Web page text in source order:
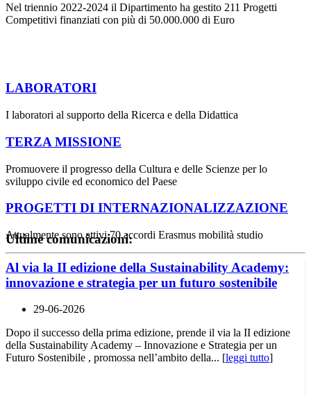
Nel triennio 2022-2024 il Dipartimento ha gestito 211 Progetti
Competitivi finanziati con più di 50.000.000 di Euro
LABORATORI
I laboratori al supporto della Ricerca e della Didattica
TERZA MISSIONE
Promuovere il progresso della Cultura e delle Scienze per lo
sviluppo civile ed economico del Paese
PROGETTI DI INTERNAZIONALIZZAZIONE
Attualmente sono attivi 70 accordi Erasmus mobilità studio
Ultime comunicazioni:
Al via la II edizione della Sustainability Academy:
innovazione e strategia per un futuro sostenibile
29-06-2026
Dopo il successo della prima edizione, prende il via la II edizione
della Sustainability Academy – Innovazione e Strategia per un
Futuro Sostenibile , promossa nell’ambito della... [leggi tutto]